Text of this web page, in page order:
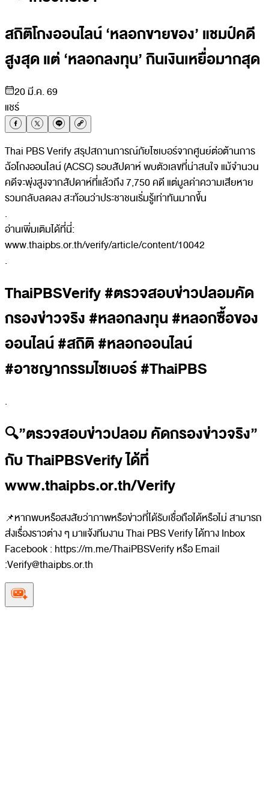
สถิติโกงออนไลน์ ‘หลอกขายของ’ แชมป์คดี
สูงสุด แต่ ‘หลอกลงทุน’ กินเงินเหยื่อมากสุด
20 มี.ค. 69
แชร์
Thai PBS Verify สรุปสถานการณ์ภัยไซเบอร์จากศูนย์ต่อต้านการ
ฉ้อโกงออนไลน์ (ACSC) รอบสัปดาห์ พบตัวเลขที่น่าสนใจ แม้จำนวน
คดีจะพุ่งสูงจากสัปดาห์ที่แล้วถึง 7,750 คดี แต่มูลค่าความเสียหาย
รวมกลับลดลง สะท้อนว่าประชาชนเริ่มรู้เท่าทันมากขึ้น
.
อ่านเพิ่มเติมได้ที่นี่:
www.thaipbs.or.th/verify/article/content/10042
.
ThaiPBSVerify #ตรวจสอบข่าวปลอมคัด
กรองข่าวจริง #หลอกลงทุน #หลอกซื้อของ
ออนไลน์ #สถิติ #หลอกออนไลน์
#อาชญากรรมไซเบอร์ #ThaiPBS
.
🔍”ตรวจสอบข่าวปลอม คัดกรองข่าวจริง”
กับ ThaiPBSVerify ได้ที่
www.thaipbs.or.th/Verify
📌หากพบหรือสงสัยว่าภาพหรือข่าวที่ได้รับเชื่อถือได้หรือไม่ สามารถ
ส่งเรื่องราวต่าง ๆ มาแจ้งทีมงาน Thai PBS Verify ได้ทาง Inbox
Facebook : https://m.me/ThaiPBSVerify หรือ Email
:Verify@thaipbs.or.th